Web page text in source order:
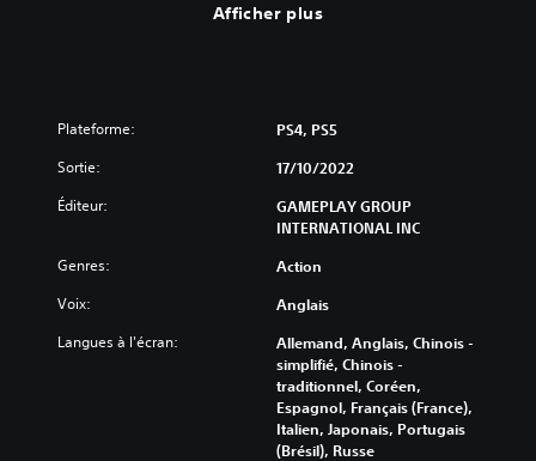
Afficher plus
Plateforme: PS4, PS5
Sortie: 17/10/2022
Éditeur:
GAMEPLAY GROUP
INTERNATIONAL INC
Genres: Action
Voix: Anglais
Langues à l'écran:
Allemand, Anglais, Chinois -
simplifié, Chinois -
traditionnel, Coréen,
Espagnol, Français (France),
Italien, Japonais, Portugais
(Brésil), Russe